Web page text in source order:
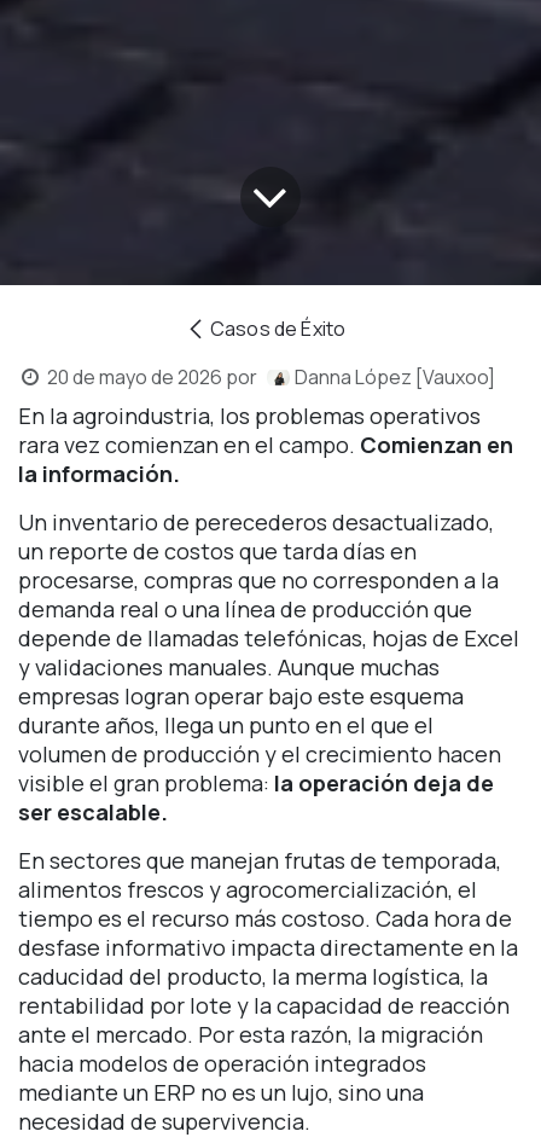
Casos de Éxito
20 de mayo de 2026 por Danna López [Vauxoo]
En la agroindustria, los problemas operativos
rara vez comienzan en el campo. Comienzan en
la información.
Un inventario de perecederos desactualizado,
un reporte de costos que tarda días en
procesarse, compras que no corresponden a la
demanda real o una línea de producción que
depende de llamadas telefónicas, hojas de Excel
y validaciones manuales. Aunque muchas
empresas logran operar bajo este esquema
durante años, llega un punto en el que el
volumen de producción y el crecimiento hacen
visible el gran problema: la operación deja de
ser escalable.
En sectores que manejan frutas de temporada,
alimentos frescos y agrocomercialización, el
tiempo es el recurso más costoso. Cada hora de
desfase informativo impacta directamente en la
caducidad del producto, la merma logística, la
rentabilidad por lote y la capacidad de reacción
ante el mercado. Por esta razón, la migración
hacia modelos de operación integrados
mediante un ERP no es un lujo, sino una
necesidad de supervivencia.